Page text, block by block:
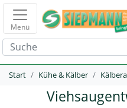
Menü
Start Kühe & Kälber